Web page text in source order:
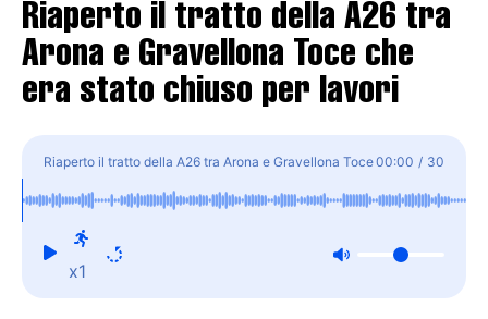
Riaperto il tratto della A26 tra
Arona e Gravellona Toce che
era stato chiuso per lavori
Riaperto il tratto della A26 tra Arona e Gravellona Toce
che era stato chiuso per lavori
00:00 / 30
x1